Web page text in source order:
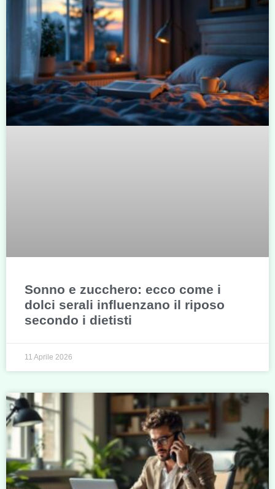
Sonno e zucchero: ecco come i
dolci serali influenzano il riposo
secondo i dietisti
11 Aprile 2026